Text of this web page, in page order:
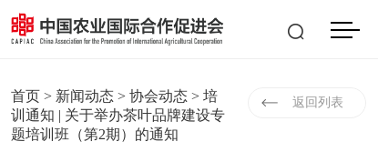
EN
首页 > 新闻动态 >协会动态 > 培
训通知 | 关于举办茶叶品牌建设专
题培训班（第2期）的通知
返回列表